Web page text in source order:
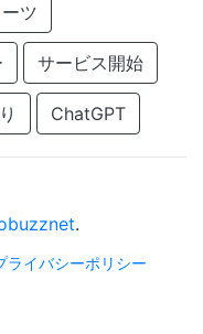
ツ
サービス開始
ChatGPT
.
ライバシーポリシー